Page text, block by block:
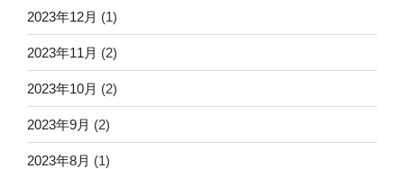
2023年12月 (1)
2023年11月 (2)
2023年10月 (2)
2023年9月 (2)
2023年8月 (1)